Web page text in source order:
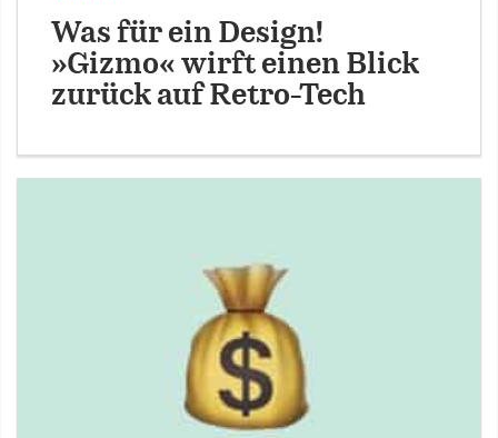
Was für ein Design!
»Gizmo« wirft einen Blick
zurück auf Retro-Tech